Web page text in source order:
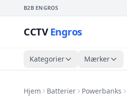
B2B ENGROS
CCTVEngros
Kategorier Mærker
Hjem Batterier Powerbanks